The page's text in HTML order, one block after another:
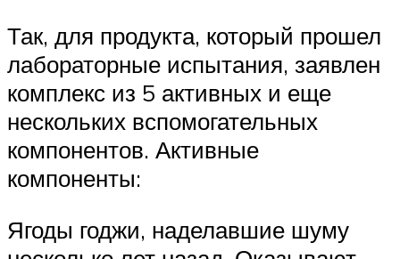
Так, для продукта, который прошел
лабораторные испытания, заявлен
комплекс из 5 активных и еще
нескольких вспомогательных
компонентов. Активные
компоненты:
Ягоды годжи, наделавшие шуму